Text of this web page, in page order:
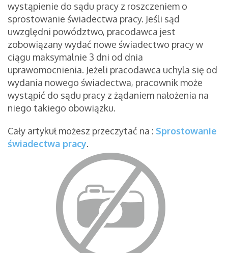
wystąpienie do sądu pracy z roszczeniem o
sprostowanie świadectwa pracy. Jeśli sąd
uwzględni powództwo, pracodawca jest
zobowiązany wydać nowe świadectwo pracy w
ciągu maksymalnie 3 dni od dnia
uprawomocnienia. Jeżeli pracodawca uchyla się od
wydania nowego świadectwa, pracownik może
wystąpić do sądu pracy z żądaniem nałożenia na
niego takiego obowiązku.
Cały artykuł możesz przeczytać na : Sprostowanie
świadectwa pracy.